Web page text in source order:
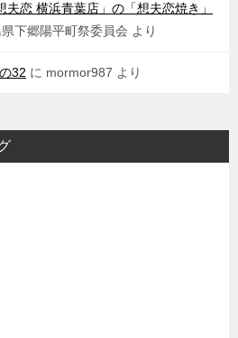
夫恋 横浜青葉店」の「想夫恋焼き」
下郷陽平町祭委員会 より
32 に mormor987 より